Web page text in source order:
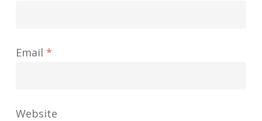
Email *
Website